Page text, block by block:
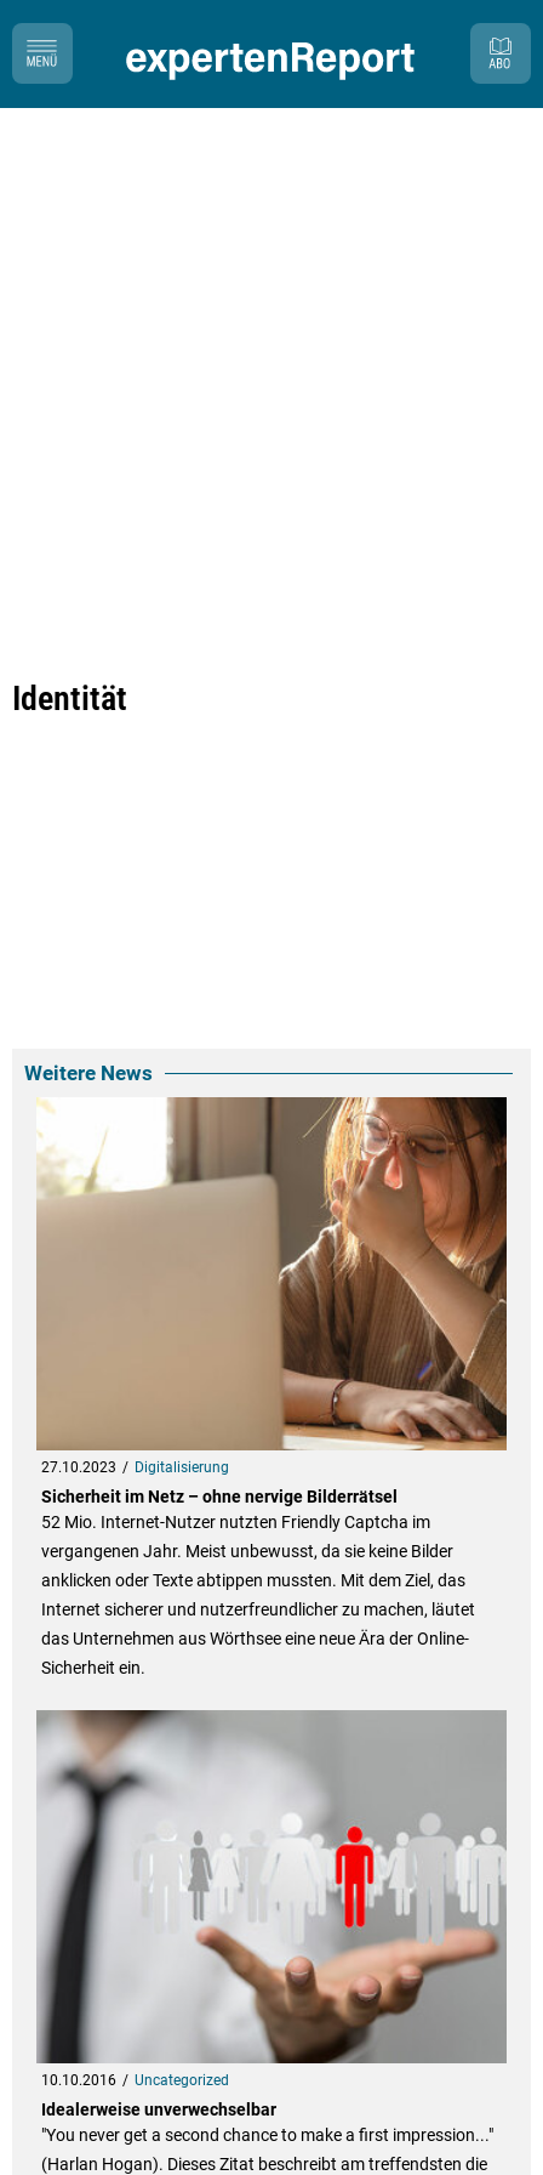
Identität
Weitere News
27.10.2023 Digitalisierung
Sicherheit im Netz – ohne nervige Bilderrätsel
52 Mio. Internet-Nutzer nutzten Friendly Captcha im
vergangenen Jahr. Meist unbewusst, da sie keine Bilder
anklicken oder Texte abtippen mussten. Mit dem Ziel, das
Internet sicherer und nutzerfreundlicher zu machen, läutet
das Unternehmen aus Wörthsee eine neue Ära der Online-
Sicherheit ein.
10.10.2016 Uncategorized
Idealerweise unverwechselbar
"You never get a second chance to make a first impression..."
(Harlan Hogan). Dieses Zitat beschreibt am treffendsten die